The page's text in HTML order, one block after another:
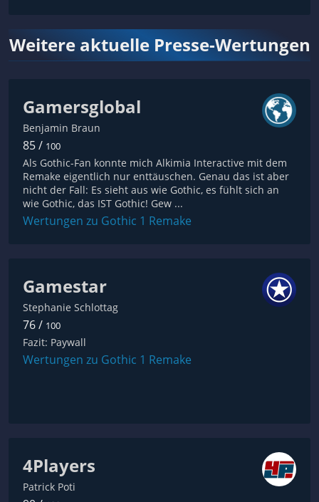
Weitere aktuelle Presse-Wertungen
Gamersglobal
Benjamin Braun
85 / 100
Als Gothic-Fan konnte mich Alkimia Interactive mit dem
Remake eigentlich nur enttäuschen. Genau das ist aber
nicht der Fall: Es sieht aus wie Gothic, es fühlt sich an
wie Gothic, das IST Gothic! Gew ...
Wertungen zu Gothic 1 Remake
Gamestar
Stephanie Schlottag
76 / 100
Fazit: Paywall
Wertungen zu Gothic 1 Remake
4Players
Patrick Poti